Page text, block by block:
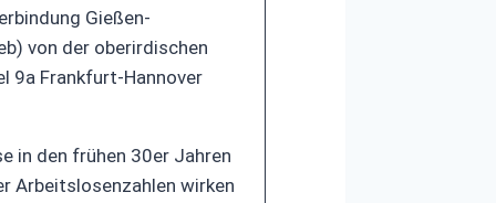
Gießen-
von der oberirdischen
9a Frankfurt-Hannover
in den frühen 30er Jahren
Arbeitslosenzahlen wirken